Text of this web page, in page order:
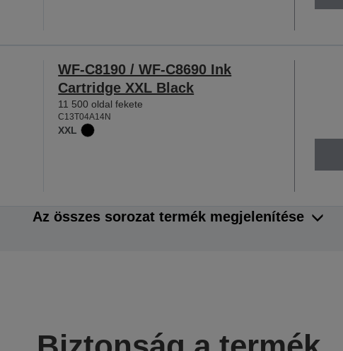
WF-C8190 / WF-C8690 Ink
Cartridge XXL Black
11 500 oldal fekete
C13T04A14N
XXL
Az összes sorozat termék megjelenítése